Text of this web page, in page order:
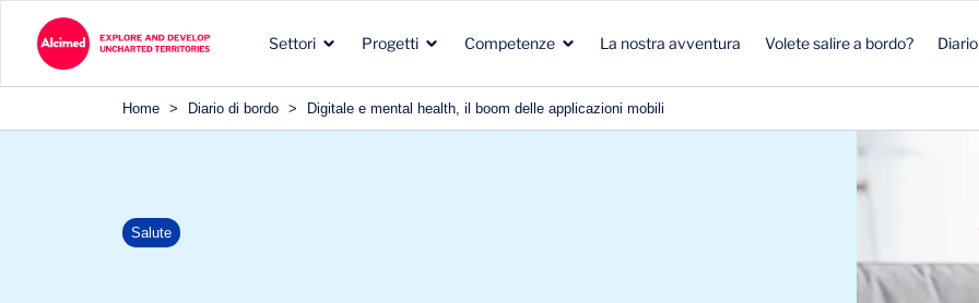
Settori
Le aree di esplorazione in
Aeronautica Spaziale Difesa
Progetti
I tipi di incarichi che
Marketing Strategico
Competenze
La nostra esperienza nei
Bellezza e nutrizione
La nostra avventura Volete salire a bordo?
Home > Diario di bordo > Digitale e mental health, il boom delle applicazioni mobili
Salute